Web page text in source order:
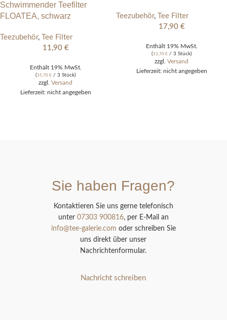
Schwimmender Teefilter
FLOATEA, schwarz
Teezubehör,
Tee Filter
11,90 €
Enthält 19% MwSt.
(35,70 €/ 3 Stück)
zzgl. Versand
Lieferzeit: nicht angegeben
Teezubehör,
Tee Filter
17,90 €
Enthält 19% MwSt.
(53,70 €/ 3 Stück)
zzgl. Versand
Lieferzeit: nicht angegeben
Sie haben Fragen?
Kontaktieren Sie uns gerne telefonisch
unter 07303 900816, per E-Mail an
info@tee-galerie.com oder schreiben Sie
uns direkt über unser
Nachrichtenformular.
Nachricht schreiben